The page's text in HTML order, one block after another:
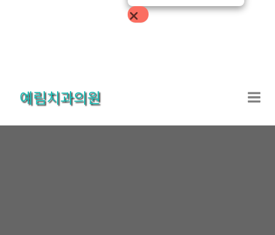
건
예림치과의원